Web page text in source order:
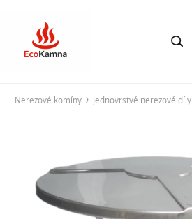
Nerezové komíny Jednovrstvé nerezové díly